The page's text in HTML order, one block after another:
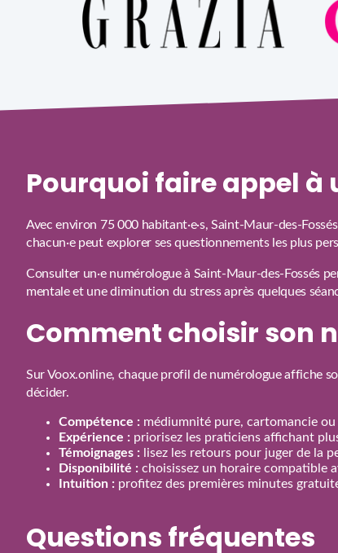
Pourquoi faire appel à
Avec environ 75 000 habitant·e·s, Saint-Maur-des-
chacun·e peut explorer ses questionnements les plus
Consulter un·e numérologue à Saint-Maur-des-Fossés
mentale et une diminution du stress après quelques
Comment choisir son
Sur Voox.online, chaque profil de numérologue affiche
décider.
Compétence : médiumnité pure, cartomancie
Expérience : priorisez les praticiens affichant
Témoignages : lisez les retours pour juger de la
Disponibilité : choisissez un horaire compatible
Intuition : profitez des premières minutes
Questions fréquentes